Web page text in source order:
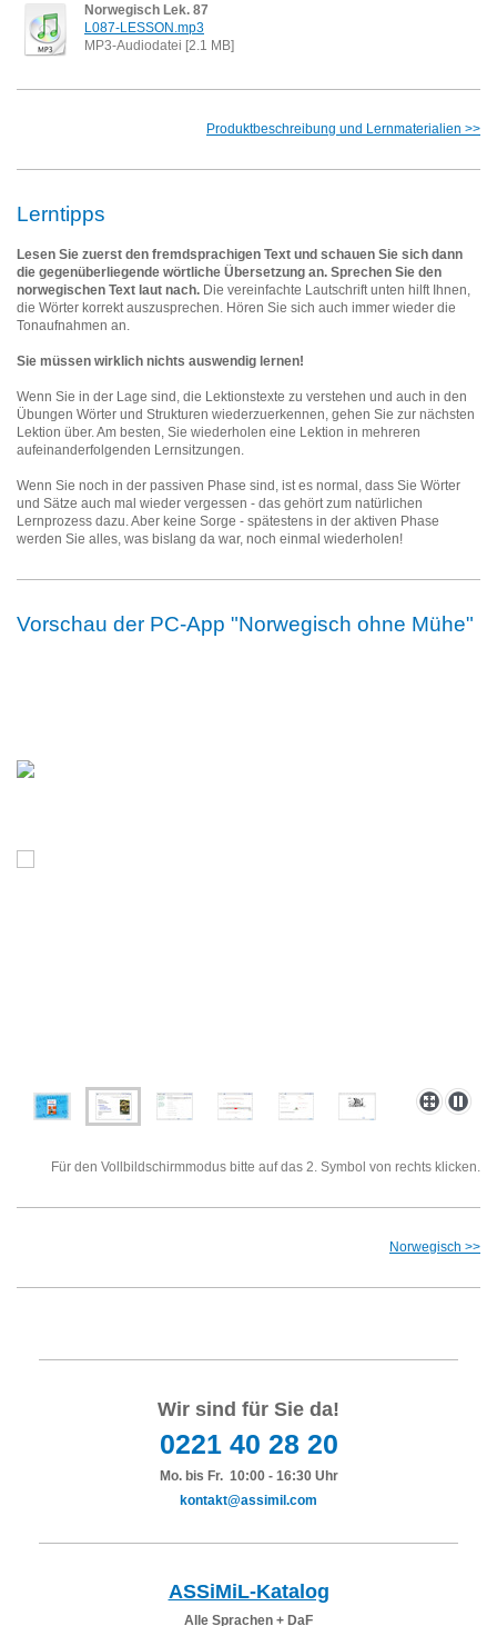
Norwegisch Lek. 87
L087-LESSON.mp3
MP3-Audiodatei [2.1 MB]
Produktbeschreibung und Lernmaterialien >>
Lerntipps
Lesen Sie zuerst den fremdsprachigen Text und schauen Sie sich dann
die gegenüberliegende wörtliche Übersetzung an. Sprechen Sie den
norwegischen Text laut nach. Die vereinfachte Lautschrift unten hilft Ihnen,
die Wörter korrekt auszusprechen. Hören Sie sich auch immer wieder die
Tonaufnahmen an.
Sie müssen wirklich nichts auswendig lernen!
Wenn Sie in der Lage sind, die Lektionstexte zu verstehen und auch in den
Übungen Wörter und Strukturen wiederzuerkennen, gehen Sie zur nächsten
Lektion über. Am besten, Sie wiederholen eine Lektion in mehreren
aufeinanderfolgenden Lernsitzungen.
Wenn Sie noch in der passiven Phase sind, ist es normal, dass Sie Wörter
und Sätze auch mal wieder vergessen - das gehört zum natürlichen
Lernprozess dazu. Aber keine Sorge - spätestens in der aktiven Phase
werden Sie alles, was bislang da war, noch einmal wiederholen!
Vorschau der PC-App "Norwegisch ohne Mühe"
Für den Vollbildschirmmodus bitte auf das 2. Symbol von rechts klicken.
Norwegisch >>
Wir sind für Sie da!
0221 40 28 20
Mo. bis Fr. 10:00 - 16:30 Uhr
kontakt@assimil.com
ASSiMiL-Katalog
Alle Sprachen + DaF